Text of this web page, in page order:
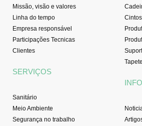
Missão, visão e valores
Linha do tempo
Empresa responsável
Participações Tecnicas
Clientes
SERVIÇOS
Sanitário
Meio Ambiente
Segurança no trabalho